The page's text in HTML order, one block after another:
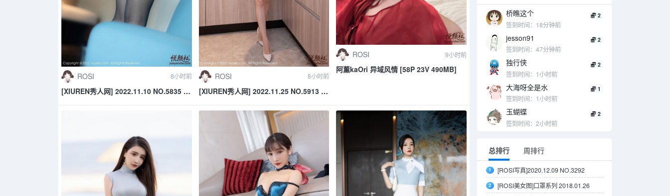
ROSI 8小时前
[XIUREN秀人网] 2022.11.10 NO.5835 豆
ROSI 8小时前
[XIUREN秀人网] 2022.11.25 NO.5913 鱼
ROSI 9小时前
阿薰kaOri 异域风情 [58P 23V 490MB]
桥瞧这个
签到时间：18分钟前
2
jesson91
签到时间：47分钟前
2
独行侠
签到时间：1小时前
2
大海呀全是水
签到时间：1小时前
1
玉蝴蝶
签到时间：2小时前
2
总排行 周排行
1 [ROSI写真]2020.12.09 NO.3292
2
[ROSI美女图]口罩系列 2018.01.26